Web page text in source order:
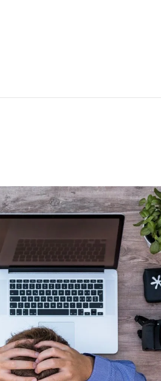
Rental
ン
タ
ル
考
察